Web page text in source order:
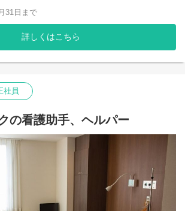
だけでなく､専門性の高いリハビリによりス
まで幅広くフォローしています｡
ーム、小学校から大学のクラブ活動や地域
ムへ職員がサポートを行ってます。
ー、バスケットボール、バレーボール、体
アイスホッケー、ラクロス、アメリカンフ
31日まで
詳しくはこちら
社員
の看護助手、ヘルパー